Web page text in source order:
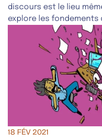
discours est le lieu
explore les fondements
méthode propriétaire
développée par Mots-
18 FÉV 2021